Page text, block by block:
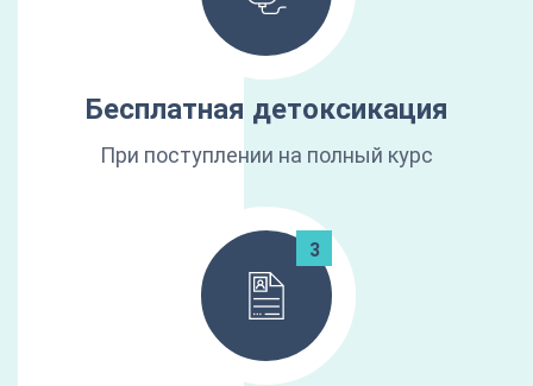
Бесплатная детоксикация
При поступлении на полный курс